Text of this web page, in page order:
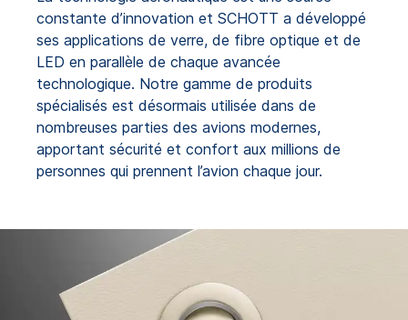
constante d’innovation et SCHOTT a développé
ses applications de verre, de fibre optique et de
LED en parallèle de chaque avancée
technologique. Notre gamme de produits
spécialisés est désormais utilisée dans de
nombreuses parties des avions modernes,
apportant sécurité et confort aux millions de
personnes qui prennent l’avion chaque jour.